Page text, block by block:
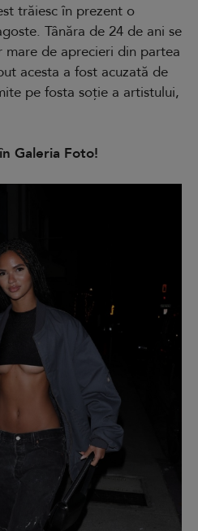
trăiesc în prezent o
Tânăra de 24 de ani se
mare de aprecieri din partea
acesta a fost acuzată de
pe fosta soție a artistului,
Galeria Foto!